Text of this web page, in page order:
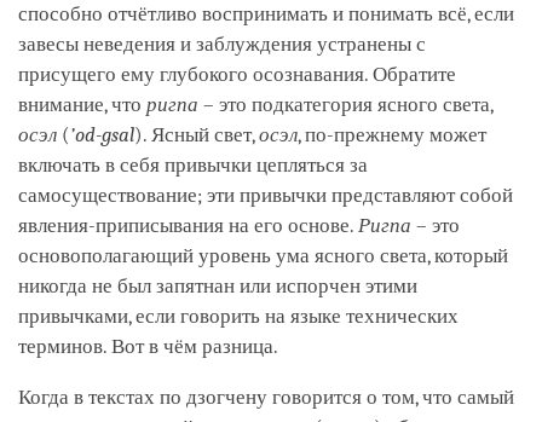
способно отчётливо воспринимать и понимать всё, если
завесы неведения и заблуждения устранены с
присущего ему глубокого осознавания. Обратите
внимание, что ригпа – это подкатегория ясного света,
осэл (’od-gsal). Ясный свет,осэл, по-прежнему может
включать в себя привычки цепляться за
самосуществование; эти привычки представляют собой
явления-приписывания на его основе. Ригпа – это
основополагающий уровень ума ясного света, который
никогда не был запятнан или испорчен этими
привычками, если говорить на языке технических
терминов. Вот в чём разница.
Когда в текстах по дзогчену говорится о том, что самый